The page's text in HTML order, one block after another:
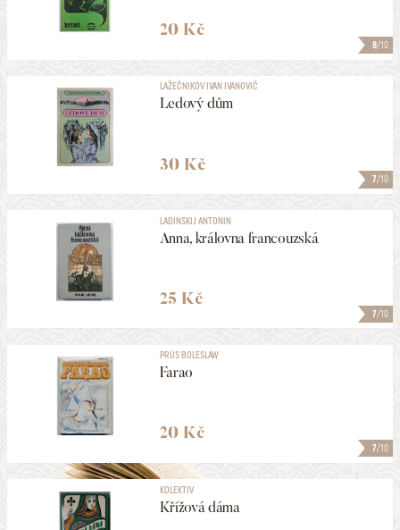
8/10
20 Kč
7/10
LAŽEČNIKOV IVAN IVANOVIČ
Ledový dům
30 Kč
7/10
LADINSKIJ ANTONIN
Anna, královna francouzská
25 Kč
7/10
PRUS BOLESLAW
Farao
20 Kč
KOLEKTIV
Křížová dáma